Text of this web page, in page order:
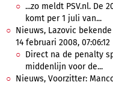
...zo meldt PSV.nl. De
komt per 1 juli van...
Nieuws, Lazovic
14 februari 2008, 07:06:12
Direct na de penalty
middenlijn voor de...
Nieuws, Voorzitter: